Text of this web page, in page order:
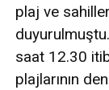
plaj ve
saat 12.30
plajlarının